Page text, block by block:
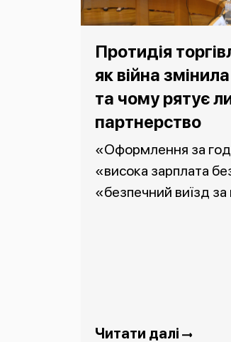
Протидія
як війна
та чому рятує
партнерство
«Оформлення за
«висока зарплата
«безпечний виїзд
Читати далі